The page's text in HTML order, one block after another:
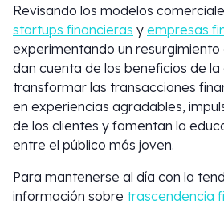
Revisando los modelos
startups financieras y empresas
experimentando un resurgimiento
dan cuenta de los beneficios de la
transformar las transacciones
en experiencias agradables,
de los clientes y fomentan la
entre el público más joven.
Para mantenerse al día con la
información sobre trascendencia